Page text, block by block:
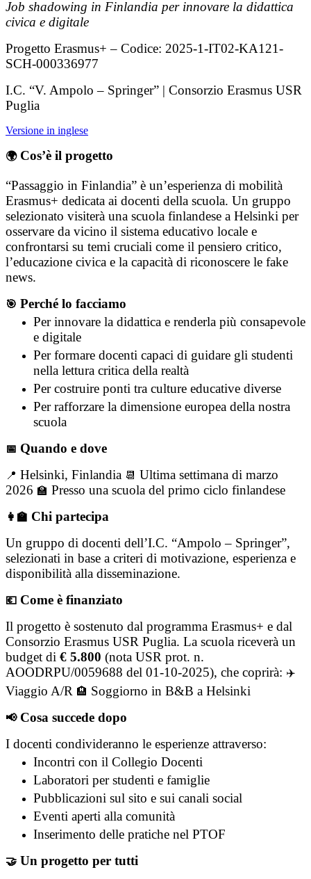
Job shadowing in Finlandia per innovare la didattica
civica e digitale
Progetto Erasmus+ – Codice: 2025-1-IT02-KA121-
SCH-000336977
I.C. “V. Ampolo – Springer” | Consorzio Erasmus USR
Puglia
Versione in inglese
🌍Cos’è il progetto
“Passaggio in Finlandia” è un’esperienza di mobilità
Erasmus+ dedicata ai docenti della scuola. Un gruppo
selezionato visiterà una scuola finlandese a Helsinki per
osservare da vicino il sistema educativo locale e
confrontarsi su temi cruciali come il pensiero critico,
l’educazione civica e la capacità di riconoscere le fake
news.
🎯 Perché lo facciamo
Per innovare la didattica e renderla più consapevole
e digitale
Per formare docenti capaci di guidare gli studenti
nella lettura critica della realtà
Per costruire ponti tra culture educative diverse
Per rafforzare la dimensione europea della nostra
scuola
📅 Quando e dove
📍 Helsinki, Finlandia 📆 Ultima settimana di marzo
2026 🏫 Presso una scuola del primo ciclo finlandese
👩‍🏫 Chi partecipa
Un gruppo di docenti dell’I.C. “Ampolo – Springer”,
selezionati in base a criteri di motivazione, esperienza e
disponibilità alla disseminazione.
💶 Come è finanziato
Il progetto è sostenuto dal programma Erasmus+ e dal
Consorzio Erasmus USR Puglia. La scuola riceverà un
budget di € 5.800 (nota USR prot. n.
AOODRPU/0059688 del 01-10-2025), che coprirà: ✈️
Viaggio A/R 🏨 Soggiorno in B&B a Helsinki
📢Cosa succede dopo
I docenti condivideranno le esperienze attraverso:
Incontri con il Collegio Docenti
Laboratori per studenti e famiglie
Pubblicazioni sul sito e sui canali social
Eventi aperti alla comunità
Inserimento delle pratiche nel PTOF
🤝 Un progetto per tutti